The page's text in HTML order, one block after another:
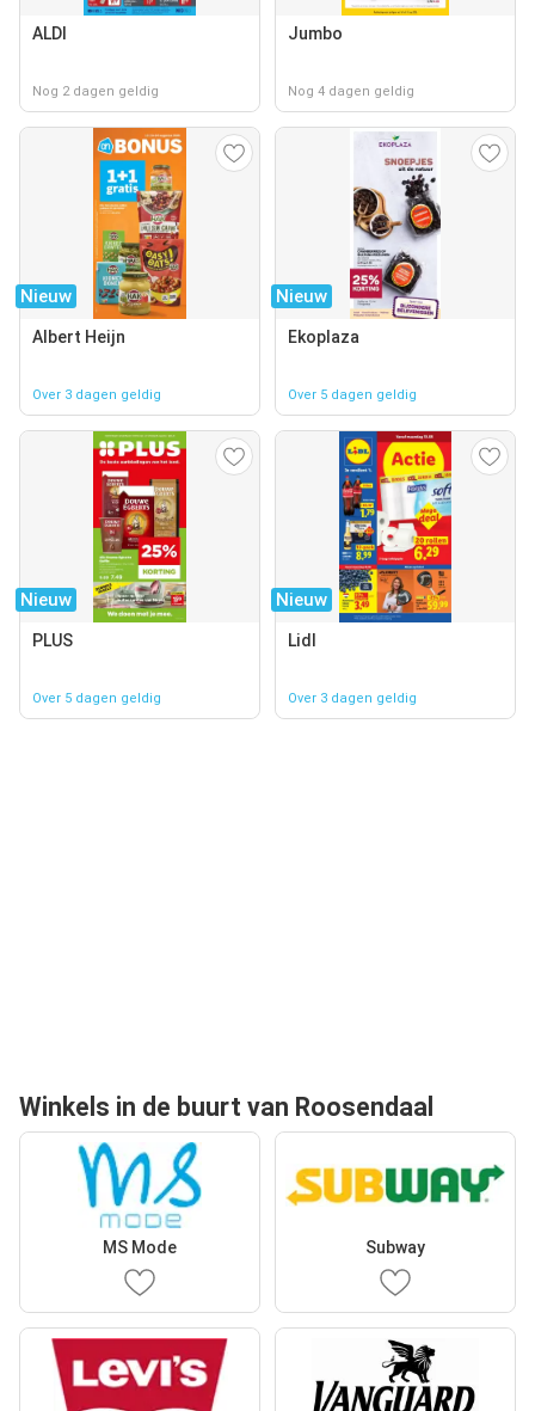
ALDI
Nog 2 dagen geldig
Jumbo
Nog 4 dagen geldig
Nieuw
Albert Heijn
Over 3 dagen geldig
Nieuw
Ekoplaza
Over 5 dagen geldig
Nieuw
PLUS
Over 5 dagen geldig
Nieuw
Lidl
Over 3 dagen geldig
Winkels in de buurt van Roosendaal
MS Mode Subway